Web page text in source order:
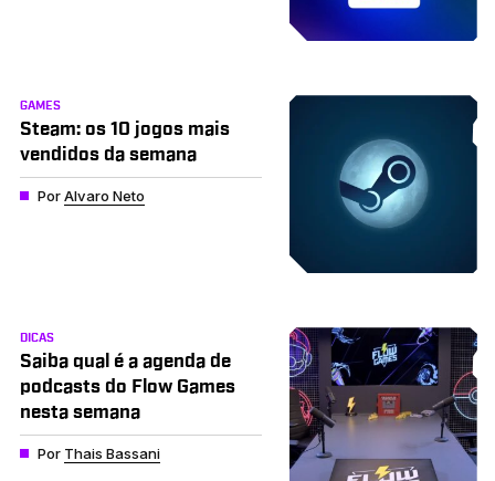
GAMES
Steam: os 10 jogos mais
vendidos da semana
PorAlvaro Neto
DICAS
Saiba qual é a agenda de
podcasts do Flow Games
nesta semana
Por Thais Bassani